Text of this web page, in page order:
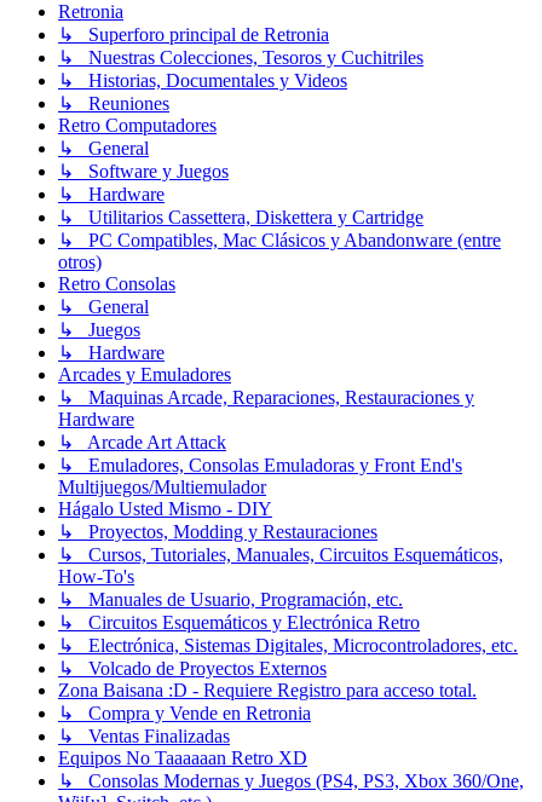
Retronia
↳ Superforo principal de Retronia
↳ Nuestras Colecciones, Tesoros y Cuchitriles
↳ Historias, Documentales y Videos
↳ Reuniones
Retro Computadores
↳ General
↳ Software y Juegos
↳ Hardware
↳ Utilitarios Cassettera, Diskettera y Cartridge
↳ PC Compatibles, Mac Clásicos y Abandonware (entre
otros)
Retro Consolas
↳ General
↳ Juegos
↳ Hardware
Arcades y Emuladores
↳ Maquinas Arcade, Reparaciones, Restauraciones y
Hardware
↳ Arcade Art Attack
↳ Emuladores, Consolas Emuladoras y Front End's
Multijuegos/Multiemulador
Hágalo Usted Mismo - DIY
↳ Proyectos, Modding y Restauraciones
↳ Cursos, Tutoriales, Manuales, Circuitos Esquemáticos,
How-To's
↳ Manuales de Usuario, Programación, etc.
↳ Circuitos Esquemáticos y Electrónica Retro
↳ Electrónica, Sistemas Digitales, Microcontroladores, etc.
↳ Volcado de Proyectos Externos
Zona Baisana :D - Requiere Registro para acceso total.
↳ Compra y Vende en Retronia
↳ Ventas Finalizadas
Equipos No Taaaaaan Retro XD
↳ Consolas Modernas y Juegos (PS4, PS3, Xbox 360/One,